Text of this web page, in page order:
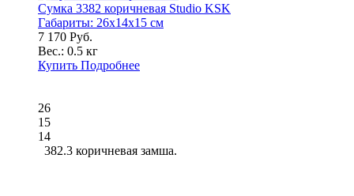
Сумка 3382 коричневая Studio KSK
Габариты: 26x14x15 см
7 170 Руб.
Вес.: 0.5 кг
Купить Подробнее
26
15
14
382.3 коричневая замша.